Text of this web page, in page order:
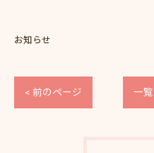
お知らせ
< 前のページ 一